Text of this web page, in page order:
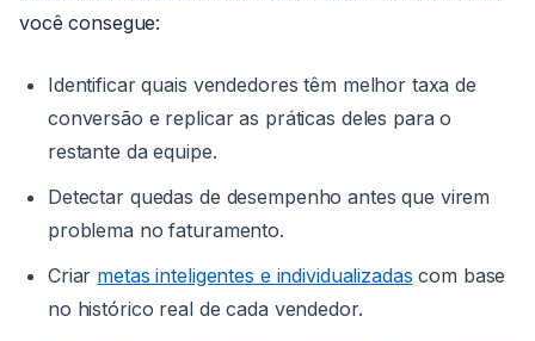
você consegue:
Identificar quais vendedores têm melhor taxa de
conversão e replicar as práticas deles para o
restante da equipe.
Detectar quedas de desempenho antes que virem
problema no faturamento.
Criar metas inteligentes e individualizadas com base
no histórico real de cada vendedor.